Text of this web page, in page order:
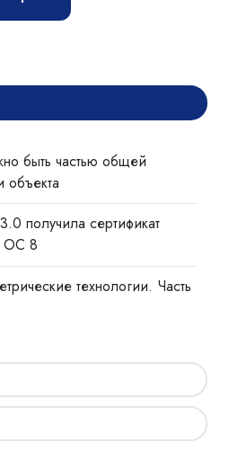
быть частью общей
объекта
получила сертификат
ОС 8
технологии. Часть